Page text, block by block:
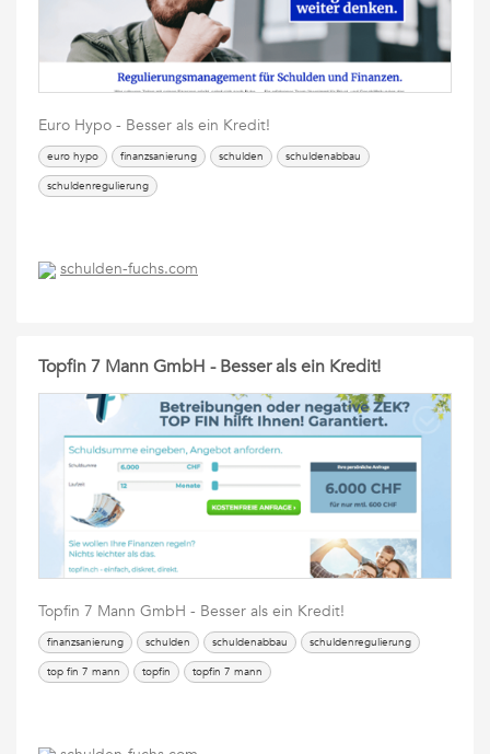
Euro Hypo - Besser als ein Kredit!
euro hypo finanzsanierung schulden
schuldenabbau
schuldenregulierung
schulden-fuchs.com
Topfin 7 Mann GmbH - Besser als ein Kredit!
Topfin 7 Mann GmbH - Besser als ein Kredit!
finanzsanierung schulden schuldenabbau
schuldenregulierung
top fin 7 mann
topfin topfin 7 mann